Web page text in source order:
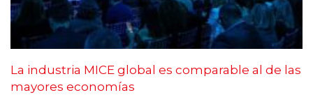
La industria MICE global es comparable al de las
mayores economías